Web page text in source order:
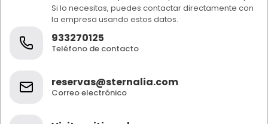
Si lo necesitas, puedes contactar directamente con
la empresa usando estos datos.
933270125
Teléfono de contacto
reservas@sternalia.com
Correo electrónico